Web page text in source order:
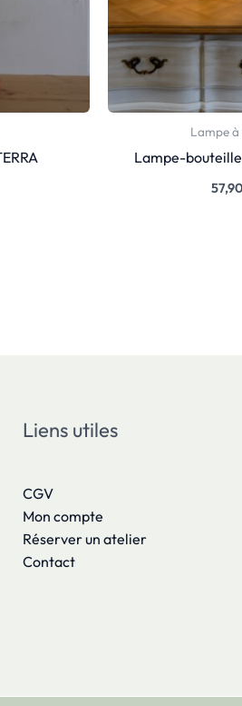
Lampe
Lampe-bouteille
57,90
Liens utiles
CGV
Mon compte
Réserver un atelier
Contact